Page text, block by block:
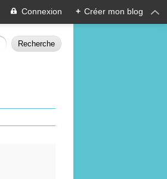
Connexion + Créer mon blog